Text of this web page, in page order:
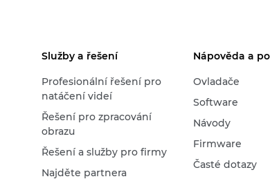
Služby a řešení
Profesionální řešení pro
natáčení videí
Řešení pro zpracování
obrazu
Řešení a služby pro firmy
Najděte partnera
Nápověda a
Ovladače
Software
Návody
Firmware
Časté dotazy